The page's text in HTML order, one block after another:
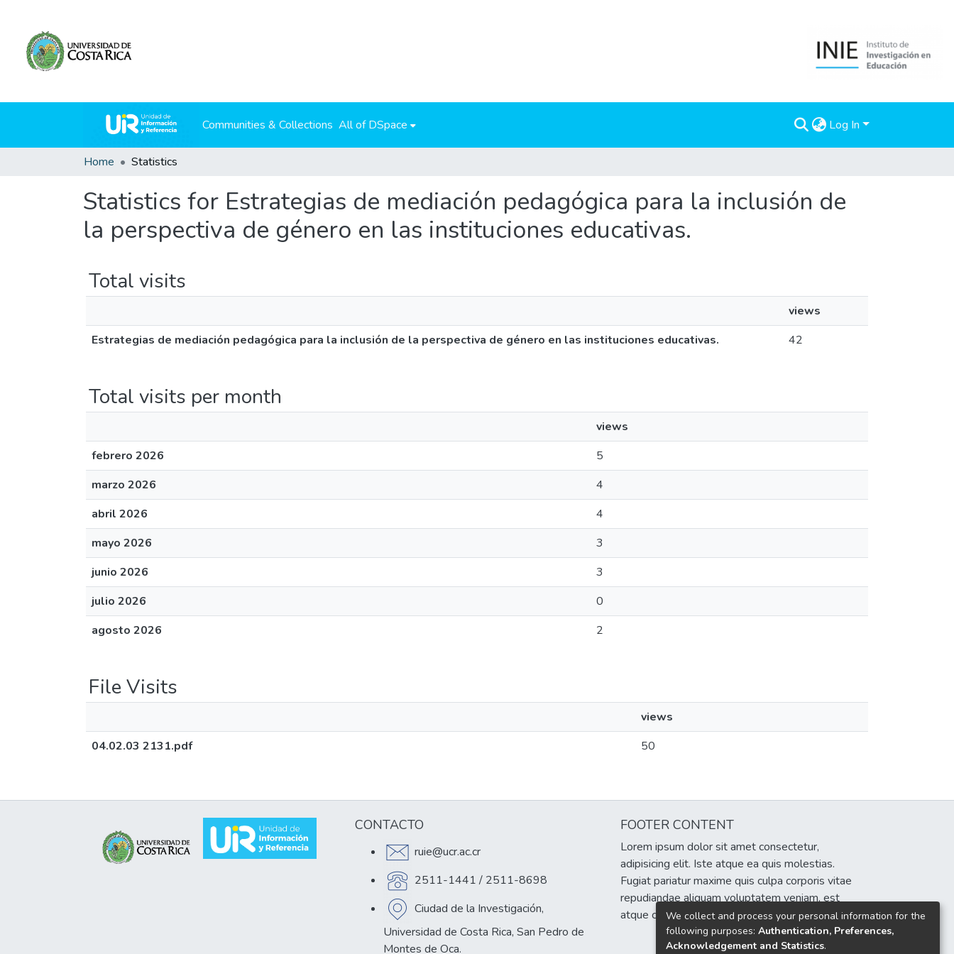
Communities & Collections All of DSpace Log In
Home Statistics
Statistics for Estrategias de mediación pedagógica para la inclusión de
la perspectiva de género en las instituciones educativas.
Total visits
views
Estrategias de mediación pedagógica para la inclusión de la perspectiva de género en las instituciones educativas.
42
Total visits per month
views
febrero 2026
5
marzo 2026
4
abril 2026
4
mayo 2026
3
junio 2026
3
julio 2026
0
agosto 2026
2
File Visits
views
04.02.03 2131.pdf
50
CONTACTO
ruie@ucr.ac.cr
2511-1441 / 2511-8698
Ciudad de la Investigación,
Universidad de Costa Rica, San Pedro de
Montes de Oca.
FOOTER CONTENT
Lorem ipsum dolor sit amet consectetur,
adipisicing elit. Iste atque ea quis molestias.
Fugiat pariatur maxime quis culpa corporis vitae
repudiandae aliquam voluptatem veniam, est
atque cumque eum delectus sint!
We collect and process your personal information for the
following purposes: Authentication, Preferences,
Acknowledgement and Statistics.